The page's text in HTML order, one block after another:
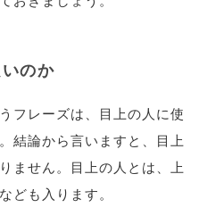
のか
フレーズは、目上の人に使
結論から言いますと、目上
ません。目上の人とは、上
ども入ります。